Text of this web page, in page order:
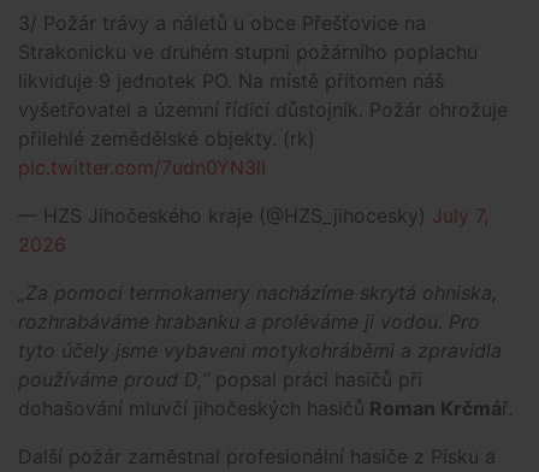
3/ Požár trávy a náletů u obce Přešťovice na
Strakonicku ve druhém stupni požárního poplachu
likviduje 9 jednotek PO. Na místě přítomen náš
vyšetřovatel a územní řídící důstojník. Požár ohrožuje
přilehlé zemědělské objekty. (rk)
pic.twitter.com/7udn0YN3lI
— HZS Jihočeského kraje (@HZS_jihocesky) July 7,
2026
„Za pomoci termokamery nacházíme skrytá ohniska,
rozhrabáváme hrabanku a proléváme ji vodou. Pro
tyto účely jsme vybaveni motykohráběmi a zpravidla
používáme proud D,“ popsal práci hasičů při
dohašování mluvčí jihočeských hasičů Roman Krčmář.
Další požár zaměstnal profesionální hasiče z Písku a